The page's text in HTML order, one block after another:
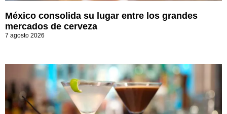
México consolida su lugar entre los grandes
mercados de cerveza
7 agosto 2026